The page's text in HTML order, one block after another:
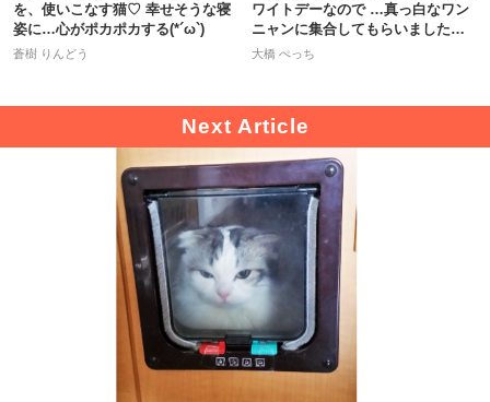
を、使いこなす猫♡ 幸せそうな寝
姿に…心がポカポカする(*´ω`)
蒼樹 りんどう
ワイトデーなので …真っ白なワン
ニャンに集合してもらいました！
＾＾
大橋 ぺっち